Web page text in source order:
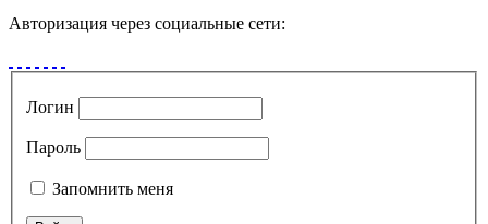
Авторизация через социальные сети:
Логин
Пароль
Запомнить меня